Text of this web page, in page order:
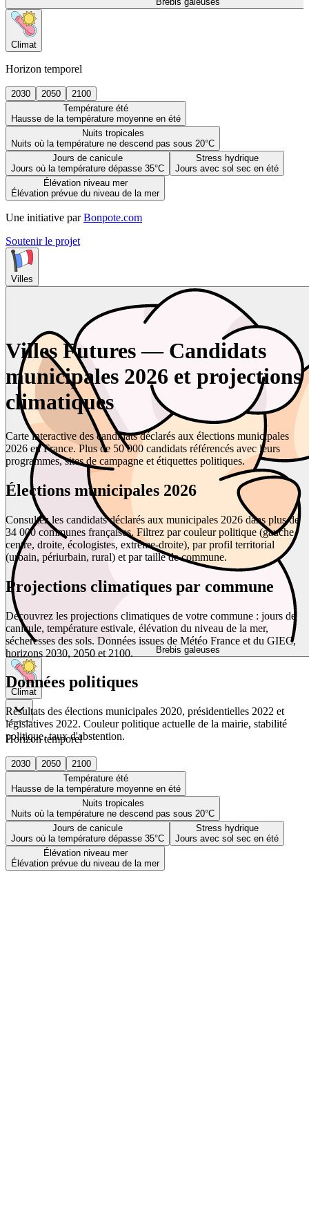
Climat
Horizon temporel
2030 2050
2100
Température été
Hausse de la température moyenne en été
Nuits tropicales
Nuits où la température ne descend pas sous 20°C
Jours de canicule
Jours où la température dépasse 35°C
Stress hydrique
Jours avec sol sec en été
Élévation niveau mer
Élévation prévue du niveau de la mer
Une initiative par Bonpote.com
Soutenir le projet
Villes
Brebis galeuses
Climat
Horizon temporel
2030 2050
2100
Température été
Hausse de la température moyenne en été
Nuits tropicales
Nuits où la température ne descend pas sous 20°C
Jours de canicule
Jours où la température dépasse 35°C
Stress hydrique
Jours avec sol sec en été
Élévation niveau mer
Élévation prévue du niveau de la mer
Villes Futures — Candidats
municipales 2026 et projections
climatiques
Carte interactive des candidats déclarés aux élections municipales
2026 en France. Plus de 50 000 candidats référencés avec leurs
programmes, sites de campagne et étiquettes politiques.
Élections municipales 2026
Consultez les candidats déclarés aux municipales 2026 dans plus de
34 000 communes françaises. Filtrez par couleur politique (gauche,
centre, droite, écologistes, extrême-droite), par profil territorial
(urbain, périurbain, rural) et par taille de commune.
Projections climatiques par commune
Découvrez les projections climatiques de votre commune : jours de
canicule, température estivale, élévation du niveau de la mer,
sécheresses des sols. Données issues de Météo France et du GIEC,
horizons 2030, 2050 et 2100.
Données politiques
Résultats des élections municipales 2020, présidentielles 2022 et
législatives 2022. Couleur politique actuelle de la mairie, stabilité
politique, taux d'abstention.